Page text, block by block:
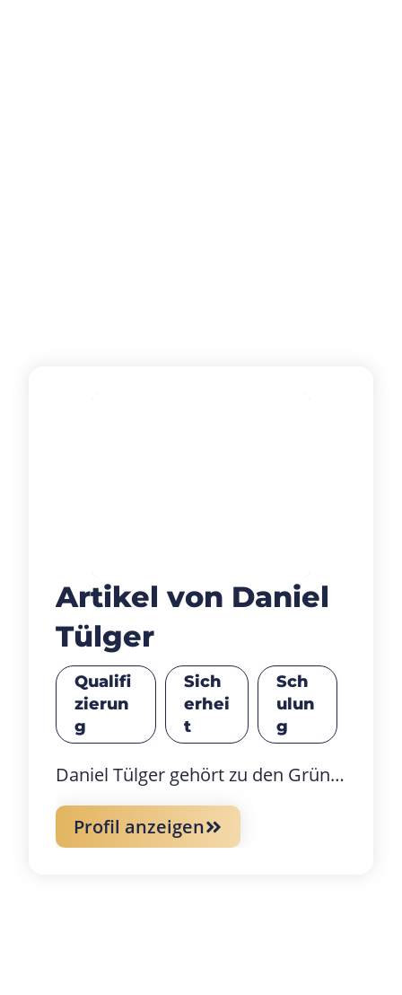
Artikel von Daniel
Tülger
Qualifi
zierun
g
Sich
erhei
t
Sch
ulun
g
Daniel Tülger gehört zu den Gründern der ersten Stunde und prägt ATC Security seit Tag eins maßgeblich mit
Profil anzeigen